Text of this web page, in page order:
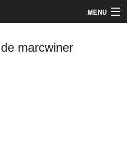
MENU
marcwiner